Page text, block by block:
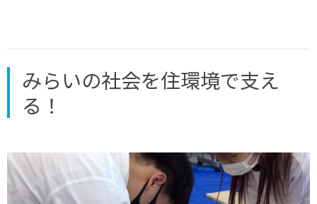
みらいの社会を住環境で支え
る！